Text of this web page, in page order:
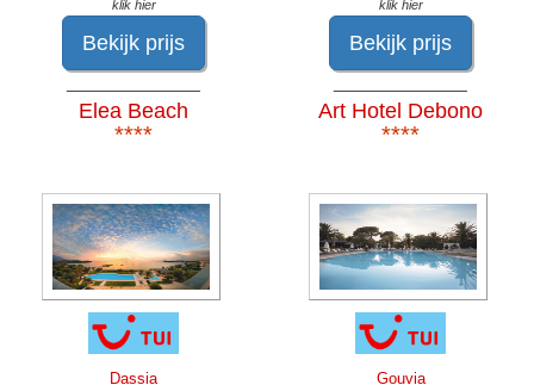
klik hier
Bekijk prijs
klik hier
Bekijk prijs
Elea Beach
****
Dassia
Art Hotel Debono
****
Gouvia